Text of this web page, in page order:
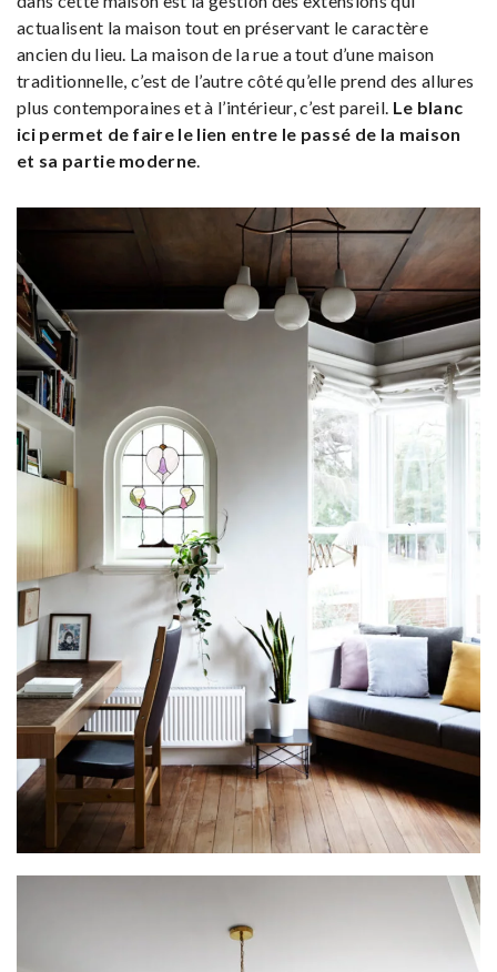
actualisent la maison tout en préservant le caractère
ancien du lieu. La maison de la rue a tout d’une maison
traditionnelle, c’est de l’autre côté qu’elle prend des allures
plus contemporaines et à l’intérieur, c’est pareil. Le blanc
ici permet de faire le lien entre le passé de la maison
et sa partie moderne.